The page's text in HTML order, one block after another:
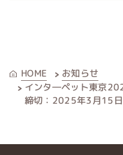
HOME お知らせ
インタ―ペット東京
締切：2025年3月15